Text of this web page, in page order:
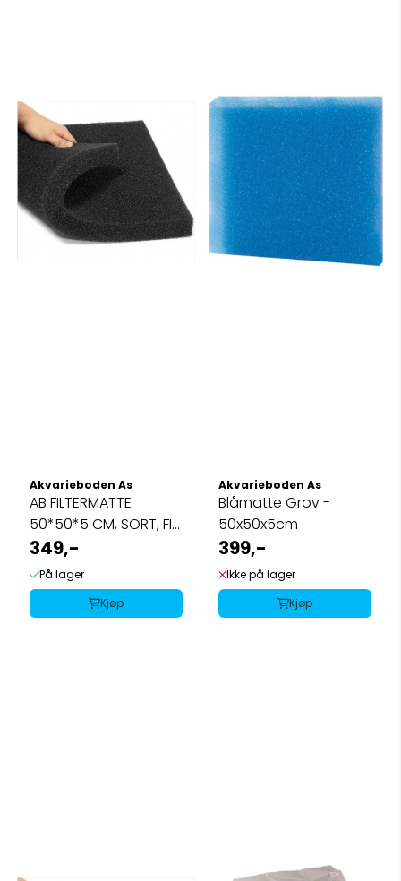
Akvarieboden As
AB FILTERMATTE
50*50*5 CM, SORT, FIN
45ppi
349,-
På lager
Kjøp
Akvarieboden As
Blåmatte Grov -
50x50x5cm
399,-
Ikke på lager
Kjøp